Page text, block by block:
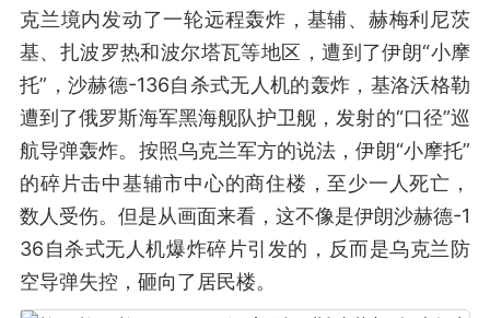
克兰境内发动了一轮远程轰炸，基辅、赫梅利尼茨
基、扎波罗热和波尔塔瓦等地区，遭到了伊朗“小摩
托”，沙赫德-136自杀式无人机的轰炸，基洛沃格勒
遭到了俄罗斯海军黑海舰队护卫舰，发射的“口径”巡
航导弹轰炸。按照乌克兰军方的说法，伊朗“小摩托”
的碎片击中基辅市中心的商住楼，至少一人死亡，
数人受伤。但是从画面来看，这不像是伊朗沙赫德-1
36自杀式无人机爆炸碎片引发的，反而是乌克兰防
空导弹失控，砸向了居民楼。